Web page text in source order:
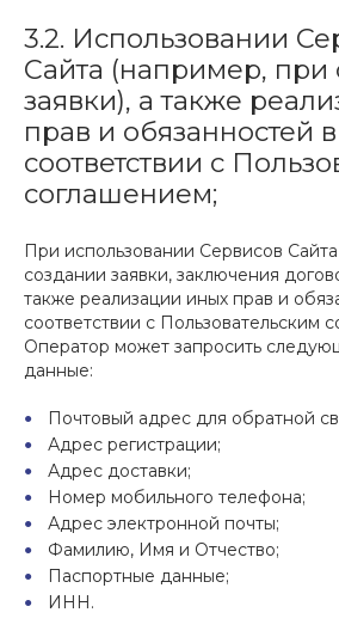
3.2. Использовании
Сайта (например, при
заявки), а также
прав и обязанностей в
соответствии с
соглашением;
При использовании Сервисов
создании заявки, заключения
также реализации иных прав и
соответствии с Пользовательским
Оператор может запросить
данные:
Почтовый адрес для обратной
Адрес регистрации;
Адрес доставки;
Номер мобильного телефона;
Адрес электронной почты;
Фамилию, Имя и Отчество;
Паспортные данные;
ИНН.